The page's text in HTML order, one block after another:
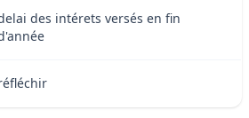
des intérets versés en fin